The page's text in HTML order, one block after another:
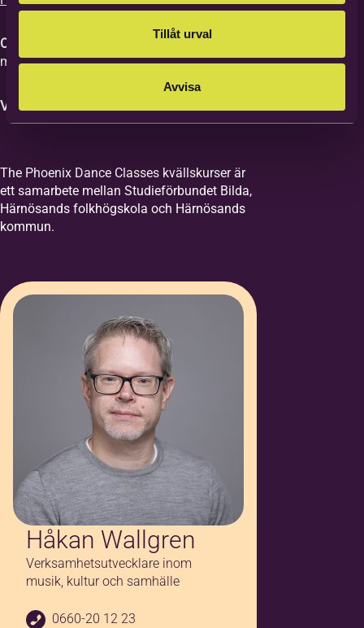
Tillåt urval
Avvisa
Jag vill ha erbjudanden och
nyhetsbrev. Vad innebär detta?
OBS!
Faktura skickas via e-post efter
medverkan på minst 2 klasstillfällen.
Välkommen med din anmälan!
The Phoenix Dance Classes kvällskurser är
ett samarbete mellan Studieförbundet Bilda,
Härnösands folkhögskola och Härnösands
kommun.
Håkan Wallgren
Verksamhetsutvecklare inom
musik, kultur och samhälle
0660-20 12 23